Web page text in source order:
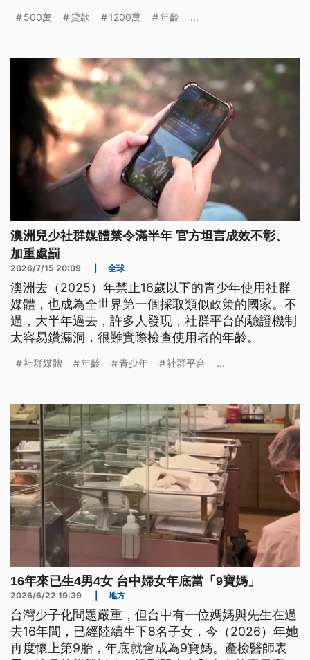
500萬 貸款 1200萬 年齡 ...
澳洲兒少社群媒體禁令滿半年 官方坦言成效不彰、
加重處罰
2026/7/15 20:09 全球
澳洲去（2025）年禁止16歲以下的青少年使用社群
媒體，也成為全世界第一個採取類似政策的國家。不
過，大半年過去，許多人發現，社群平台的驗證機制
太容易鑽漏洞，很難實際檢查使用者的年齡。
社群媒體 年齡 青少年 社群平台 ...
16年來已生4男4女 台中婦女年底當「9寶媽」
2026/6/22 19:39 地方
台灣少子化問題嚴重，但台中有一位媽媽與先生在過
去16年間，已經陸續生下8名子女，今（2026）年她
再度懷上第9胎，年底就會成為9寶媽。產檢醫師表